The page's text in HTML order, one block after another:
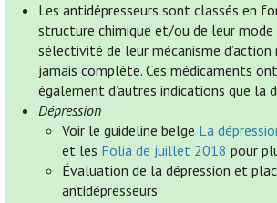
Les antidépresseurs sont classés en
structure chimique et/ou de leur mode
sélectivité de leur mécanisme d’action
jamais complète. Ces médicaments
également d’autres indications que la
Dépression
Voir le guideline belge La
et les Folia de juillet 2018 pour
Évaluation de la dépression et
antidépresseurs